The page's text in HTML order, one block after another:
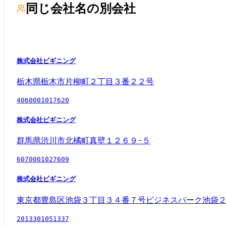
同じ会社名の別会社
株式会社ビギニング
栃木県栃木市片柳町２丁目３番２２号
4060001017620
株式会社ビギニング
群馬県渋川市北橘町真壁１２６９−５
6070001027609
株式会社ビギニング
東京都豊島区池袋３丁目３４番７号ビジネスパーク池袋
2013301051337